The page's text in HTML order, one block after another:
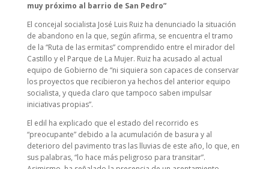
muy próximo al barrio de San Pedro”
El concejal socialista José Luis Ruiz ha denunciado la situación
de abandono en la que, según afirma, se encuentra el tramo
de la “Ruta de las ermitas” comprendido entre el mirador del
Castillo y el Parque de La Mujer. Ruiz ha acusado al actual
equipo de Gobierno de “ni siquiera son capaces de conservar
los proyectos que recibieron ya hechos del anterior equipo
socialista, y queda claro que tampoco saben impulsar
iniciativas propias”.
El edil ha explicado que el estado del recorrido es
“preocupante” debido a la acumulación de basura y al
deterioro del pavimento tras las lluvias de este año, lo que, en
sus palabras, “lo hace más peligroso para transitar”.